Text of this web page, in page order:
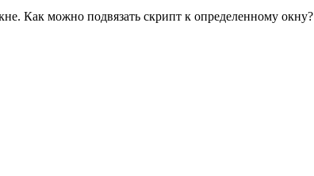
Как можно подвязать скрипт к определенному окну?